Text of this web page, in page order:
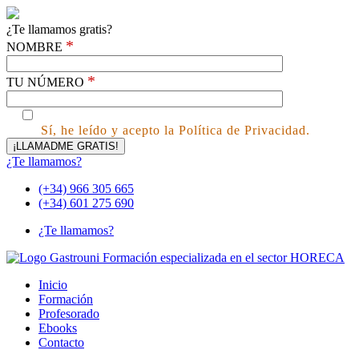
¿Te llamamos gratis?
NOMBRE *
TU NÚMERO *
Sí, he leído y acepto la Política de Privacidad.
¿Te llamamos?
(+34) 966 305 665
(+34) 601 275 690
¿Te llamamos?
Inicio
Formación
Profesorado
Ebooks
Contacto